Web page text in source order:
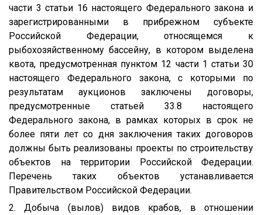
части 3 статьи 16 настоящего Федерального закона и
зарегистрированными в прибрежном субъекте
Российской Федерации, относящемся к
рыбохозяйственному бассейну, в котором выделена
квота, предусмотренная пунктом 12 части 1 статьи 30
настоящего Федерального закона, с которыми по
результатам аукционов заключены договоры,
предусмотренные статьей 33.8 настоящего
Федерального закона, в рамках которых в срок не
более пяти лет со дня заключения таких договоров
должны быть реализованы проекты по строительству
объектов на территории Российской Федерации.
Перечень таких объектов устанавливается
Правительством Российской Федерации.
2. Добыча (вылов) видов крабов, в отношении